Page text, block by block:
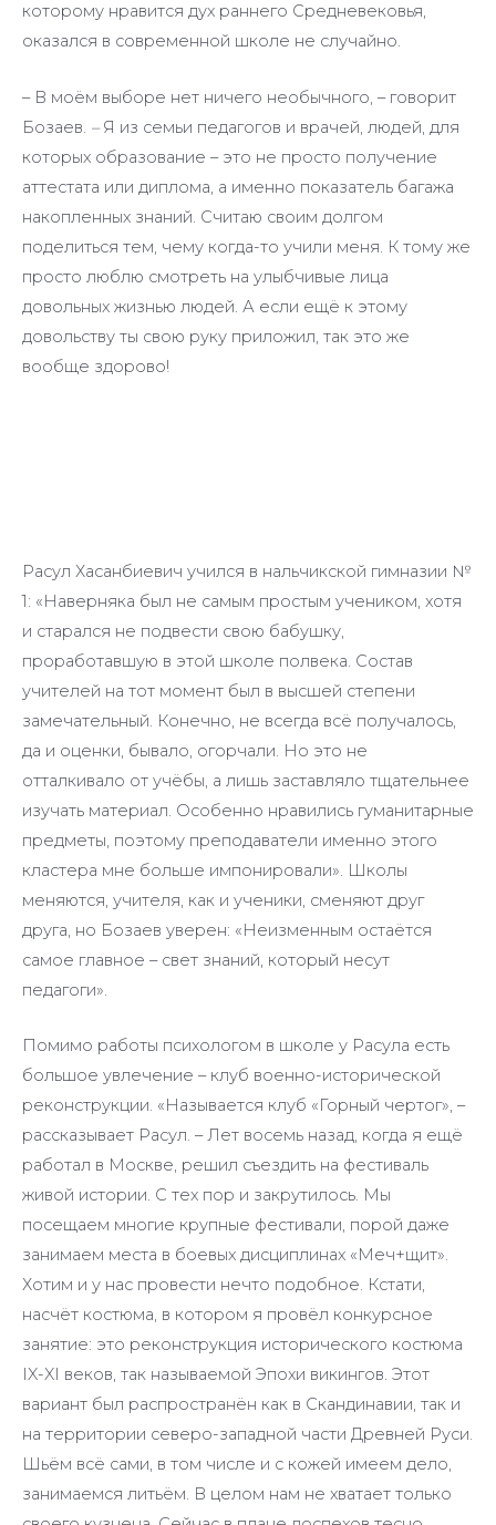
которому нравится дух раннего Средневековья,
оказался в современной школе не случайно.
– В моём выборе нет ничего необычного, – говорит
Бозаев. –Я из семьи педагогов и врачей, людей, для
которых образование – это не просто получение
аттестата или диплома, а именно показатель багажа
накопленных знаний. Считаю своим долгом
поделиться тем, чему когда-то учили меня. К тому же
просто люблю смотреть на улыбчивые лица
довольных жизнью людей. А если ещё к этому
довольству ты свою руку приложил, так это же
вообще здорово!
Расул Хасанбиевич учился в нальчикской гимназии №
1: «Наверняка был не самым простым учеником, хотя
и старался не подвести свою бабушку,
проработавшую в этой школе полвека. Состав
учителей на тот момент был в высшей степени
замечательный. Конечно, не всегда всё получалось,
да и оценки, бывало, огорчали. Но это не
отталкивало от учёбы, а лишь заставляло тщательнее
изучать материал. Особенно нравились гуманитарные
предметы, поэтому преподаватели именно этого
кластера мне больше импонировали». Школы
меняются, учителя, как и ученики, сменяют друг
друга, но Бозаев уверен: «Неизменным остаётся
самое главное – свет знаний, который несут
педагоги».
Помимо работы психологом в школе у Расула есть
большое увлечение – клуб военно-исторической
реконструкции. «Называется клуб «Горный чертог», –
рассказывает Расул. – Лет восемь назад, когда я ещё
работал в Москве, решил съездить на фестиваль
живой истории. С тех пор и закрутилось. Мы
посещаем многие крупные фестивали, порой даже
занимаем места в боевых дисциплинах «Меч+щит».
Хотим и у нас провести нечто подобное. Кстати,
насчёт костюма, в котором я провёл конкурсное
занятие: это реконструкция исторического костюма
IX-XI веков, так называемой Эпохи викингов. Этот
вариант был распространён как в Скандинавии, так и
на территории северо-западной части Древней Руси.
Шьём всё сами, в том числе и с кожей имеем дело,
занимаемся литьём. В целом нам не хватает только